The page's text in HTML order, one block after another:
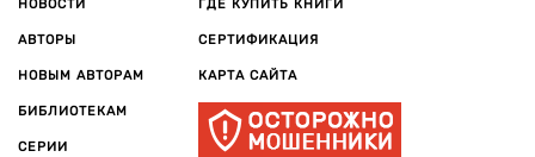
НОВОСТИ
АВТОРЫ
НОВЫМ АВТОРАМ
БИБЛИОТЕКАМ
СЕРИИ
ГДЕ КУПИТЬ КНИГИ
СЕРТИФИКАЦИЯ
КАРТА САЙТА